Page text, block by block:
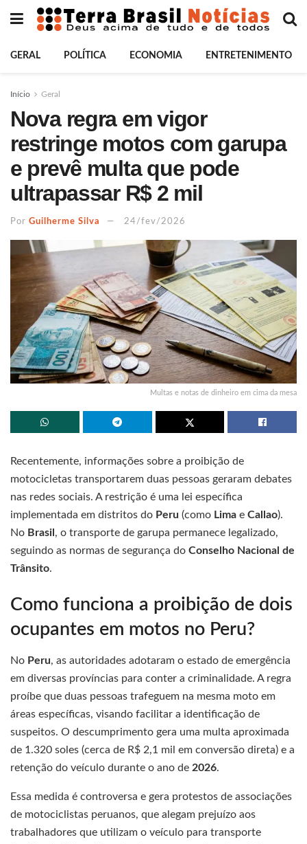
GERAL POLÍTICA ECONOMIA ENTRETENIMENTO
Início Geral
Nova regra em vigor
restringe motos com garupa
e prevê multa que pode
ultrapassar R$ 2 mil
Por Guilherme Silva 24/fev/2026
Multas e notas de dinheiro em cima da mesa
Recentemente, informações sobre a proibição de
motocicletas transportarem duas pessoas geraram debates
nas redes sociais. A restrição é uma lei específica
implementada em distritos do Peru (como Lima e Callao).
No Brasil , o transporte de garupa permanece legalizado,
seguindo as normas de segurança do Conselho Nacional de
Trânsito.
Como funciona a proibição de dois
ocupantes em motos no Peru?
No Peru, as autoridades adotaram o estado de emergência
em diversas províncias para conter a criminalidade. A regra
proíbe que duas pessoas trafeguem na mesma moto em
áreas específicas, visando facilitar a identificação de
suspeitos. O descumprimento gera uma multa aproximada
de 1.320 soles (cerca de R$ 2,1 mil em conversão direta) e a
retenção do veículo durante o ano de 2026.
Essa medida é controversa e gera protestos de associações
de motociclistas peruanos, que alegam prejuízo aos
trabalhadores que utilizam o veículo para transporte